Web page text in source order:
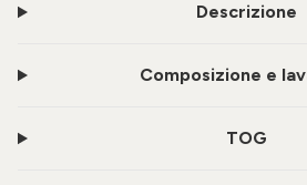
Descrizione
Composizione e
TOG